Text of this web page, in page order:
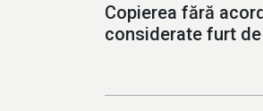
Copierea fără
considerate furt